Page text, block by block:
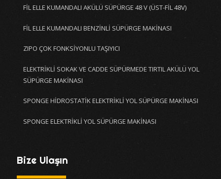
FİL ELLE KUMANDALI AKÜLÜ SÜPÜRGE 48 V (ÜST-FİL 48V)
FİL ELLE KUMANDALI BENZİNLİ SÜPÜRGE MAKİNASI
ZIPO ÇOK FONKSİYONLU TAŞIYICI
ELEKTRİKLİ SOKAK VE CADDE SÜPÜRMEDE TIRTIL AKÜLÜ YOL
SÜPÜRGE MAKİNASI
SPONGE HİDROSTATİK ELEKTRİKLİ YOL SÜPÜRGE MAKİNASI
SPONGE ELEKTRİKLİ YOL SÜPÜRGE MAKİNASI
Bize Ulaşın